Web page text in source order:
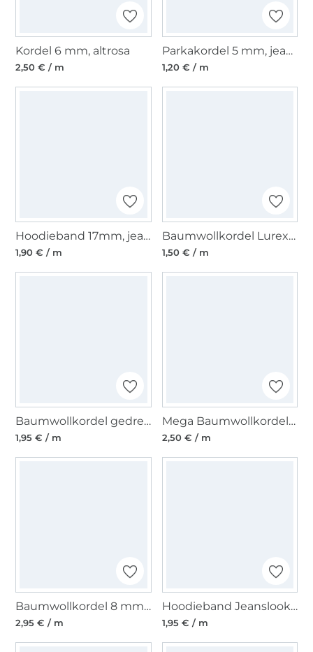
Kordel 6 mm, altrosa
2,50 € / m
Parkakordel 5 mm, jeansblau
1,20 € / m
Hoodieband 17mm, jeansblau
1,90 € / m
Baumwollkordel Lurex 10 mm, pink
1,50 € / m
Baumwollkordel gedreht, 8 mm, marine
1,95 € / m
Mega Baumwollkordel gedreht, mittelgrau 12 mm
2,50 € / m
Baumwollkordel 8 mm, petrol
2,95 € / m
Hoodieband Jeanslook, hellblau
1,95 € / m